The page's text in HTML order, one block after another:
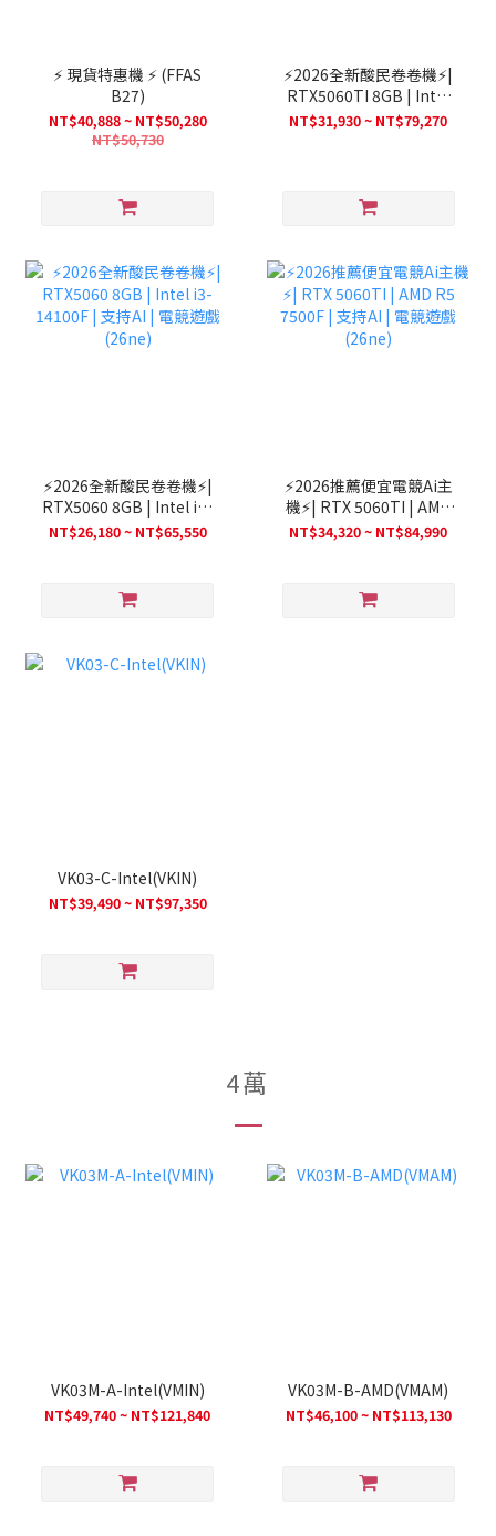
⚡ 現貨特惠機 ⚡ (FFAS
B27)
NT$40,888 ~ NT$50,280
NT$50,730
⚡2026全新酸民卷卷機⚡|
RTX5060TI 8GB | Intel
i3-14100F | 支持AI | 電競
遊戲(26ne)
NT$31,930 ~ NT$79,270
⚡2026全新酸民卷卷機⚡|
RTX5060 8GB | Intel i3-
14100F | 支持AI | 電競遊
NT$26,180 ~ NT$65,550
⚡2026推薦便宜電競Ai主
機⚡| RTX 5060TI | AMD
R5 7500F | 支持AI | 電競
遊戲(26ne)
NT$34,320 ~ NT$84,990
VK03-C-Intel(VKIN)
NT$39,490 ~ NT$97,350
4萬
VK03M-A-Intel(VMIN)
NT$49,740 ~ NT$121,840
VK03M-B-AMD(VMAM)
NT$46,100 ~ NT$113,130